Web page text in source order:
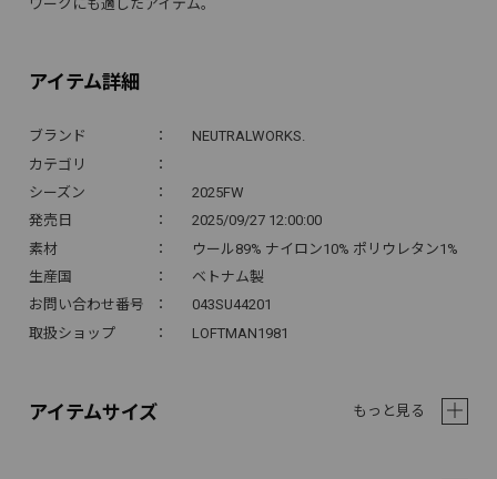
アイテム詳細
ブランド
NEUTRALWORKS.
カテゴリ
シーズン
2025FW
発売日
2025/09/27 12:00:00
素材
ウール89% ナイロン10% ポリウレタン1%
生産国
ベトナム製
お問い合わせ番号
043SU44201
取扱ショップ
LOFTMAN1981
ワークにも適したアイテム。
アイテムサイズ もっと見る